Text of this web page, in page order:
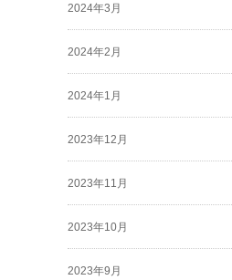
2024年3月
2024年2月
2024年1月
2023年12月
2023年11月
2023年10月
2023年9月